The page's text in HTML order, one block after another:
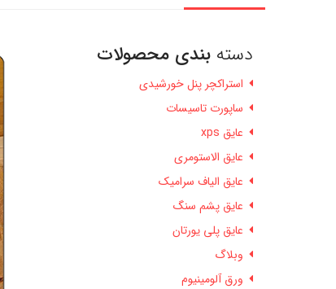
دسته بندی محصولات
استراکچر پنل خورشیدی
ساپورت تاسیسات
عایق xps
عایق الاستومری
عایق الیاف سرامیک
عایق پشم سنگ
عایق پلی یورتان
وبلاگ
ورق آلومینیوم